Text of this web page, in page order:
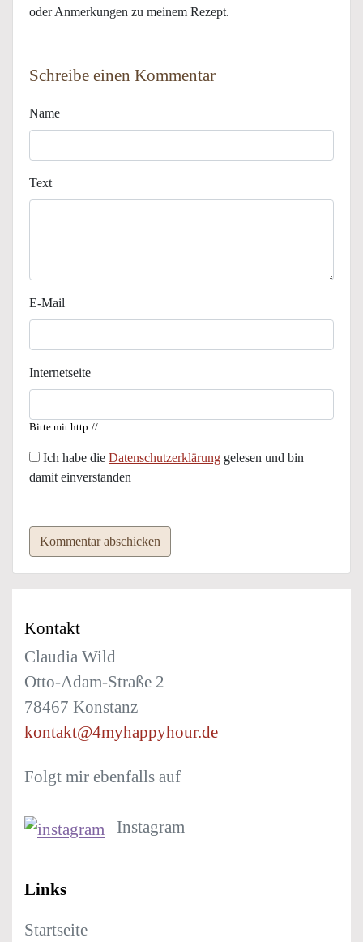
oder Anmerkungen zu meinem Rezept.
Schreibe einen Kommentar
Name
Text
E-Mail
Internetseite
Bitte mit http://
Ich habe die Datenschutzerklärung gelesen und bin
damit einverstanden
Kommentar abschicken
Kontakt
Claudia Wild
Otto-Adam-Straße 2
78467 Konstanz
kontakt@4myhappyhour.de
Folgt mir ebenfalls auf
Instagram
Links
Startseite